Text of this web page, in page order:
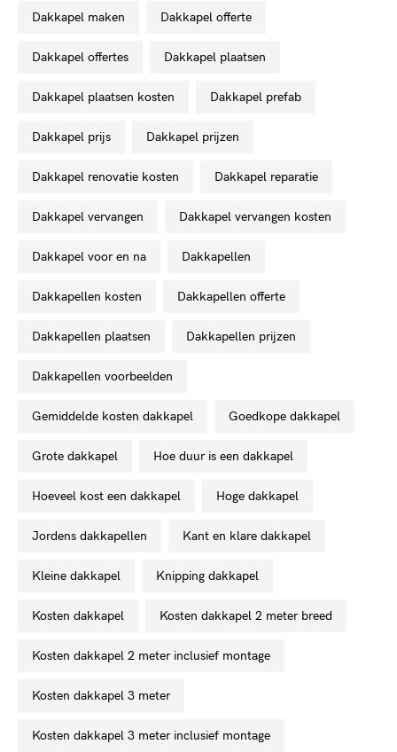
dakkapel maken dakkapel offerte
dakkapel offertes dakkapel plaatsen
dakkapel plaatsen kosten dakkapel prefab
dakkapel prijs dakkapel prijzen
dakkapel renovatie kosten dakkapel reparatie
dakkapel vervangen dakkapel vervangen kosten
dakkapel voor en na dakkapellen
dakkapellen kosten dakkapellen offerte
dakkapellen plaatsen dakkapellen prijzen
dakkapellen voorbeelden
gemiddelde kosten dakkapel goedkope dakkapel
grote dakkapel hoe duur is een dakkapel
hoeveel kost een dakkapel hoge dakkapel
jordens dakkapellen kant en klare dakkapel
kleine dakkapel knipping dakkapel
kosten dakkapel kosten dakkapel 2 meter breed
kosten dakkapel 2 meter inclusief montage
kosten dakkapel 3 meter
kosten dakkapel 3 meter inclusief montage